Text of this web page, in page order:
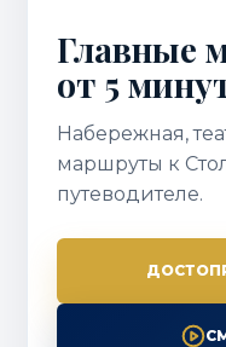
Главные
от 5
Набережная,
маршруты к
путеводителе.